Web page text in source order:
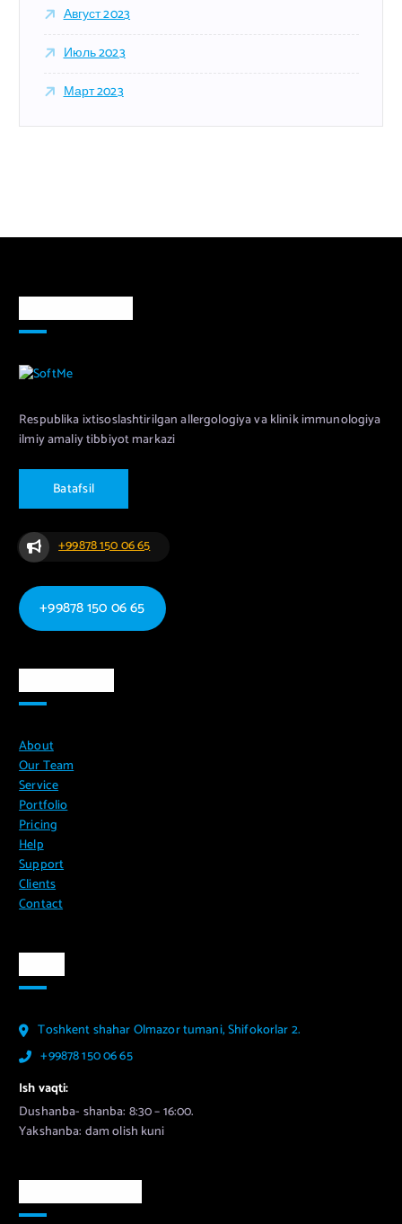
Август 2023
Июль 2023
Март 2023
Respublika ixtisoslashtirilgan allergologiya va klinik immunologiya
ilmiy amaliy tibbiyot markazi
Batafsil
+99878 150 06 65
+99878 150 06 65
About
Our Team
Service
Portfolio
Pricing
Help
Support
Clients
Contact
Toshkent shahar Olmazor tumani, Shifokorlar 2.
+99878 150 06 65
Ish vaqti:
Dushanba- shanba: 8:30 – 16:00.
Yakshanba: dam olish kuni